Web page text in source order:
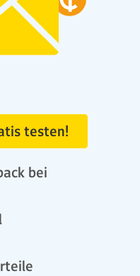
bei
testen!